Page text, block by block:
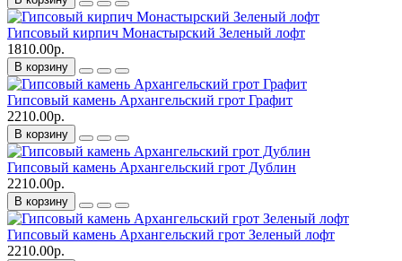
Гипсовый кирпич Монастырский Зеленый лофт
1810.00р.
В корзину
Гипсовый камень Архангельский грот Графит
2210.00р.
В корзину
Гипсовый камень Архангельский грот Дублин
2210.00р.
В корзину
Гипсовый камень Архангельский грот Зеленый лофт
2210.00р.